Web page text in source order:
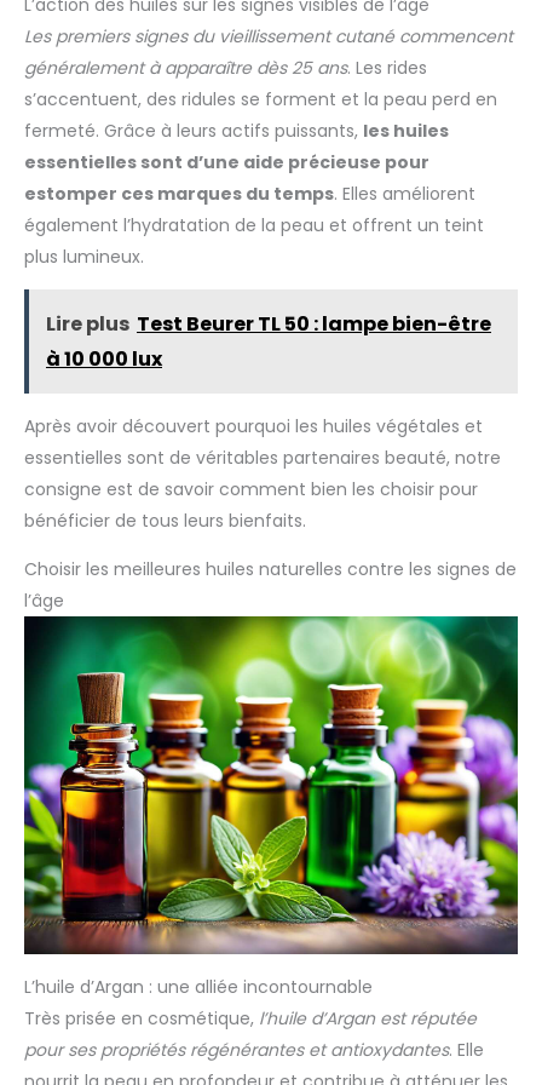
naturelle, les bains, les soins
rafraîchissement de l'air, les
soins à domicile, le bureau, le
camping, la salle de yoga, la
voiture et le spa. Améliorez
qualité de vie et votre bonheur.
Livré avec une belle boîte, c'est
un cadeau parfait pour votre
famille ou vos amis. Idéal pour
Thanksgiving, Noël,
plus encore. ❗ Remarque: Si
sont endommagés, veuillez
que possible. Nous vous
sommes très reconnaissants
de votre gentillesse.
utilisée localement . PRANARÔM, LA SCIENCE DES HUILES
ESSENTIELLES : Pranarôm expert de la science des Huiles
Essentielles, propose depuis plus de 30 ans, des solutions
ciblées, innovantes et naturelles pour maintenir toute la
famille en bonne santé au quotidien.
L’action des huiles sur les signes visibles de l’âge
Les premiers signes du vieillissement cutané commencent
généralement à apparaître dès 25 ans. Les rides
s’accentuent, des ridules se forment et la peau perd en
fermeté. Grâce à leurs actifs puissants, les huiles
essentielles sont d’une aide précieuse pour
estomper ces marques du temps. Elles améliorent
également l’hydratation de la peau et offrent un teint
plus lumineux.
Lire plus Test Beurer TL 50 : lampe bien-être
à 10 000 lux
Après avoir découvert pourquoi les huiles végétales et
essentielles sont de véritables partenaires beauté, notre
consigne est de savoir comment bien les choisir pour
bénéficier de tous leurs bienfaits.
Choisir les meilleures huiles naturelles contre les signes de
l’âge
L’huile d’Argan : une alliée incontournable
Très prisée en cosmétique, l’huile d’Argan est réputée
pour ses propriétés régénérantes et antioxydantes. Elle